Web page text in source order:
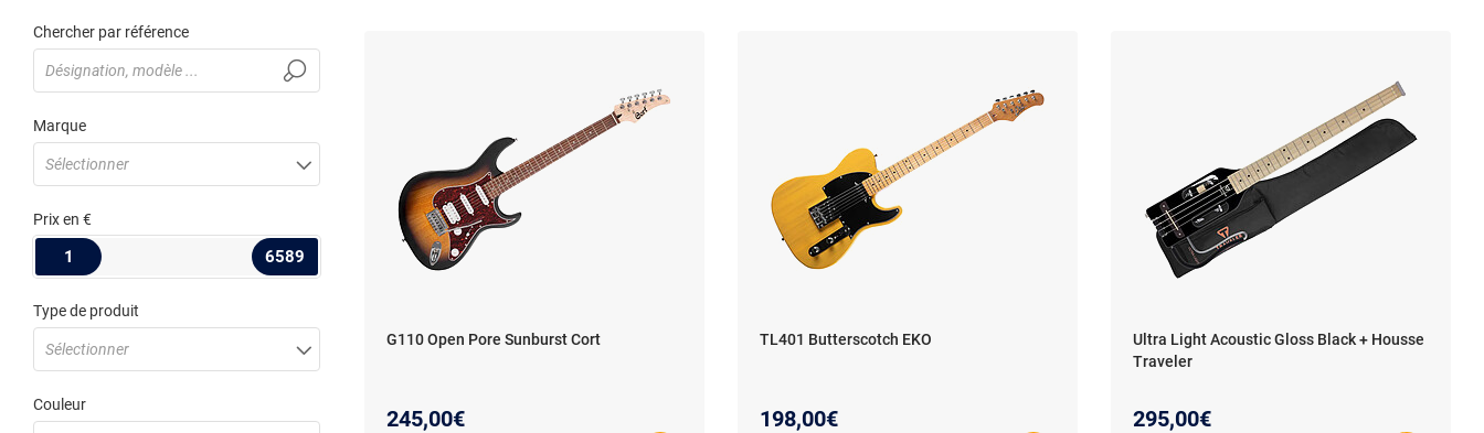
Chercher par référence
Marque
Sélectionner
Prixen €
1 6589
Type de produit
Sélectionner
Couleur
G110 Open Pore Sunburst Cort
245,00€
TL401 Butterscotch EKO
198,00€
Ultra Light Acoustic Gloss Black + Housse
Traveler
295,00€